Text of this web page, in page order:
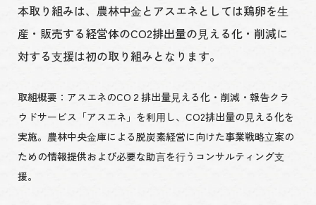
本取り組みは、農林中⾦とアスエネとしては鶏卵を⽣
産・販売する経営体のCO2排出量の⾒える化・削減に
対する⽀援は初の取り組みとなります。
取組概要：アスエネのCO２排出量⾒える化・削減・報告クラ
ウドサービス「アスエネ」を利⽤し、CO2排出量の⾒える化を
実施。農林中央⾦庫による脱炭素経営に向けた事業戦略⽴案の
ための情報提供および必要な助⾔を⾏うコンサルティング⽀
援。